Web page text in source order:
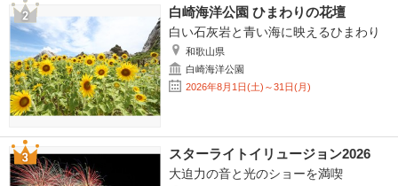
白崎海洋公園 ひまわりの花壇
白い石灰岩と青い海に映えるひまわり
和歌山県
白崎海洋公園
2026年8月1日(土)～31日(月)
スターライトイリュージョン2026
大迫力の音と光のショーを満喫